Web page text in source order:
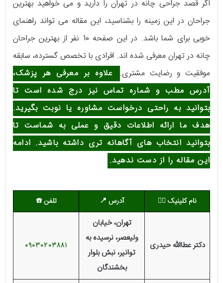
اگر قصد جراحی چانه در تهران را دارید و می خواهید بهترین
جراحان در این زمینه را بشناسید، این مقاله می تواند راهنمای
خوبی برای شما باشد. در این صفحه 10 نفر از بهترین جراحان
چانه در تهران معرفی شده اند. افرادی با تخصص گسترده، سابقه
موفقیت و رضایت مشتری. علاوه بر معرفی هر پزشک،
آدرس مطب و شماره تماس نیز درج شده است تا
بتوانید به راحتی درخواست مشاوره یا نوبت بگیرید.
هدف ما ارائه اطلاعات دقیق و عملی به شماست تا
بتوانید انتخاب های آگاهانه تری داشته باشید. ادامه
این مقاله را از دست ندهید.
نام کلینیک 👨‍⚕️ آدرس 📍 تلفن☎️
دکتر عطاالله حیدری
تهران، خیابان
ولیعصر، نرسیده به
توانیر، نبش بلوار
بخشندگان
09030203881